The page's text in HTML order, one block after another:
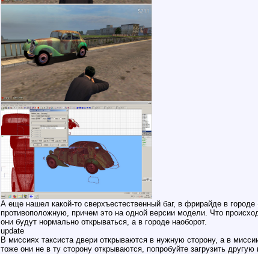
А еще нашел какой-то сверхъестественный баг, в фрирайде в
противоположную, причем это на одной версии модели. Что
они будут нормально открываться, а в городе наоборот.
update
В миссиях таксиста двери открываются в нужную сторону, а в
тоже они не в ту сторону открываются, попробуйте загрузить